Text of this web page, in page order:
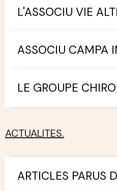
L'ASSOCIU VIE
ASSOCIU CAMPA
LE GROUPE
ACTUALITES.
ARTICLES PARUS